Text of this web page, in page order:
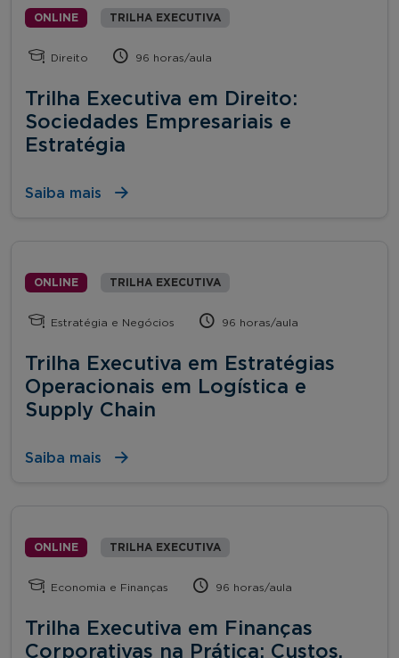
ONLINE TRILHA EXECUTIVA
Direito 96 horas/aula
Trilha Executiva em Direito:
Sociedades Empresariais e
Estratégia
Saiba mais
ONLINE TRILHA EXECUTIVA
Estratégia e Negócios 96 horas/aula
Trilha Executiva em Estratégias
Operacionais em Logística e
Supply Chain
Saiba mais
ONLINE TRILHA EXECUTIVA
Economia e Finanças 96 horas/aula
Trilha Executiva em Finanças
Corporativas na Prática: Custos,